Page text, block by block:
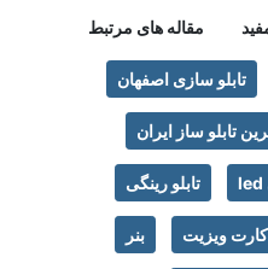
مقاله های مرتبط
تابلو سازی اصفهان
تابلو ساز ایران
تابلو رینگی
کارت ویزیت بنر